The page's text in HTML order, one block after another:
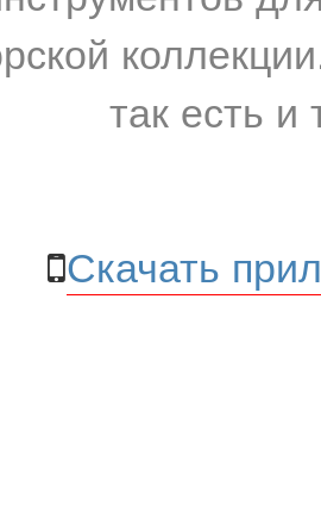
так есть и
Скачать